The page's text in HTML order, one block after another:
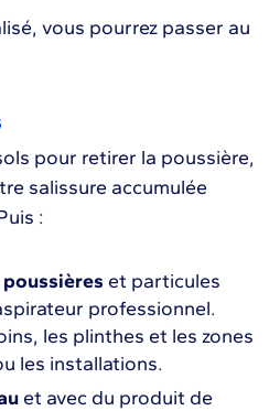
vous pourrez passer au
pour retirer la poussière,
salissure accumulée
:
et particules
professionnel.
les plinthes et les zones
les installations.
et avec du produit de